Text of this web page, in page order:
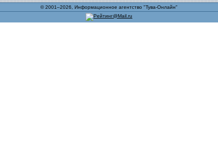
© 2001–2026, Информационное агентство "Тува-Онлайн"